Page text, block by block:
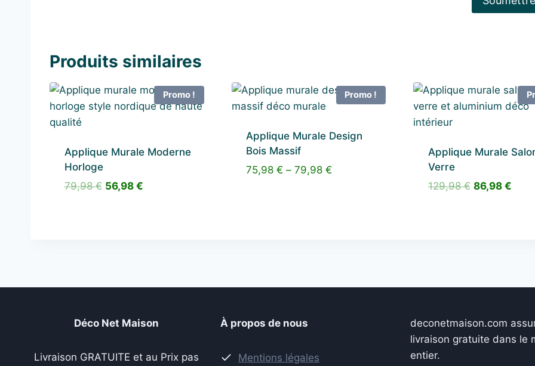
Produits similaires
Promo !
Applique Murale Moderne
Horloge
79,98€ Le
56,98 €Le
Promo !
Applique Murale Design
Bois Massif
75,98 € – 79,98 €
Applique Murale
Verre
129,98€ Le
86,98 €Le
Déco Net Maison
Livraison GRATUITE et au Prix pas
À propos de nous
Mentions légales
deconetmaison.com
livraison gratuite dans le
entier.